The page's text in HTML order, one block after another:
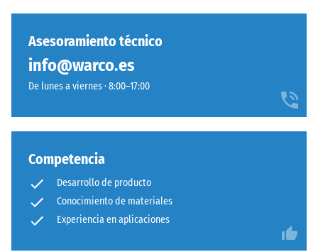
Asesoramiento técnico
info@warco.es
De lunes a viernes · 8:00–17:00
Competencia
Desarrollo de producto
Conocimiento de materiales
Experiencia en aplicaciones